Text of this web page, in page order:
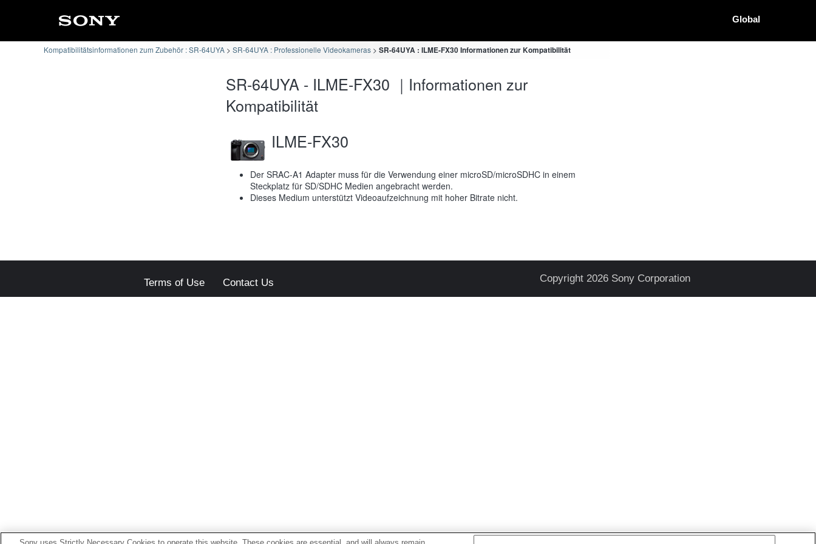
Global
Kompatibilitätsinformationen zum Zubehör : SR-64UYA SR-64UYA : Professionelle Videokameras SR-64UYA : ILME-FX30 Informationen zur Kompatibilität
SR-64UYA - ILME-FX30 ｜Informationen zur
Kompatibilität
ILME-FX30
Der SRAC-A1 Adapter muss für die Verwendung einer microSD/microSDHC in einem
Steckplatz für SD/SDHC Medien angebracht werden.
Dieses Medium unterstützt Videoaufzeichnung mit hoher Bitrate nicht.
Terms of Use Contact Us Copyright 2026 Sony Corporation